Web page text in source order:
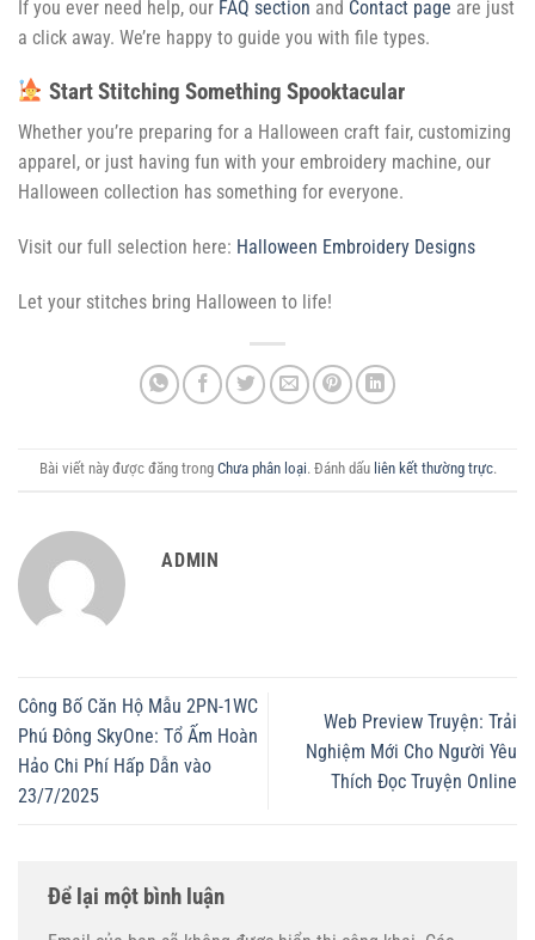
If you ever need help, our FAQ section and Contact page are just
a click away. We’re happy to guide you with file types.
Start Stitching Something Spooktacular
Whether you’re preparing for a Halloween craft fair, customizing
apparel, or just having fun with your embroidery machine, our
Halloween collection has something for everyone.
Visit our full selection here: Halloween Embroidery Designs
Let your stitches bring Halloween to life!
Bài viết này được đăng trong Chưa phân loại. Đánh dấu liên kết thường trực.
ADMIN
Công Bố Căn Hộ Mẫu 2PN-1WC
Phú Đông SkyOne: Tổ Ấm Hoàn
Hảo Chi Phí Hấp Dẫn vào
23/7/2025
Web Preview Truyện: Trải
Nghiệm Mới Cho Người Yêu
Thích Đọc Truyện Online
Để lại một bình luận